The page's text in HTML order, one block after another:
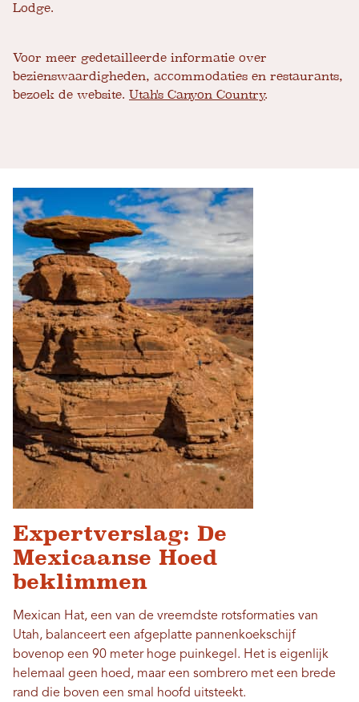
Lodge.
Voor meer gedetailleerde informatie over
bezienswaardigheden, accommodaties en restaurants,
bezoek de website. Utah's Canyon Country.
Expertverslag: De
Mexicaanse Hoed
beklimmen
Mexican Hat, een van de vreemdste rotsformaties van
Utah, balanceert een afgeplatte pannenkoekschijf
bovenop een 90 meter hoge puinkegel. Het is eigenlijk
helemaal geen hoed, maar een sombrero met een brede
rand die boven een smal hoofd uitsteekt.